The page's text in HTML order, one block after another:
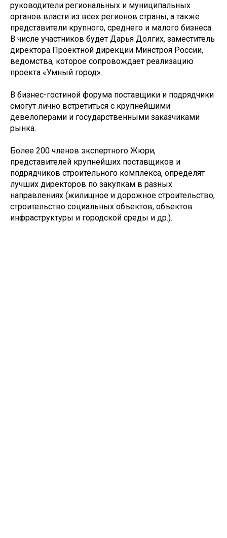
руководители региональных и муниципальных
органов власти из всех регионов страны, а также
представители крупного, среднего и малого бизнеса.
В числе участников будет Дарья Долгих, заместитель
директора Проектной дирекции Минстроя России,
ведомства, которое сопровождает реализацию
проекта «Умный город».
В бизнес-гостиной форума поставщики и подрядчики
смогут лично встретиться с крупнейшими
девелоперами и государственными заказчиками
рынка.
Более 200 членов экспертного Жюри,
представителей крупнейших поставщиков и
подрядчиков строительного комплекса, определят
лучших директоров по закупкам в разных
направлениях (жилищное и дорожное строительство,
строительство социальных объектов, объектов
инфраструктуры и городской среды и др.).